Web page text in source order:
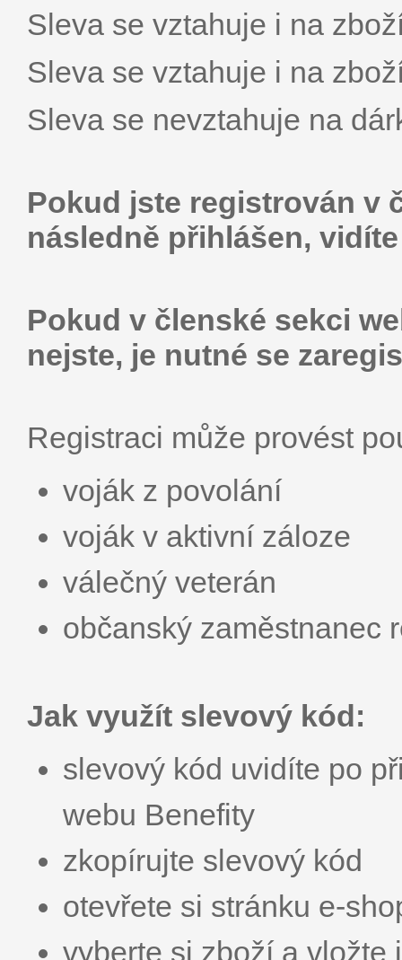
Sleva se vztahuje i na
Sleva se vztahuje i na
Sleva se nevztahuje na
Pokud jste registrován v
následně přihlášen,
Pokud v členské sekci
nejste, je nutné se
Registraci může provést
voják z povolání
voják v aktivní záloze
válečný veterán
občanský zaměstnanec
Jak využít slevový kód:
slevový kód uvidíte po
webu Benefity
zkopírujte slevový kód
otevřete si stránku e-
vyberte si zboží a vložte